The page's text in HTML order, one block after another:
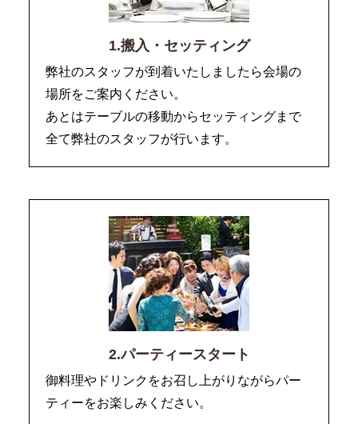
1.搬入・セッティング
弊社のスタッフが到着いたしましたら会場の
場所をご案内ください。
あとはテーブルの移動からセッティングまで
全て弊社のスタッフが行います。
2.パーティースタート
御料理やドリンクをお召し上がりながらパー
ティーをお楽しみください。